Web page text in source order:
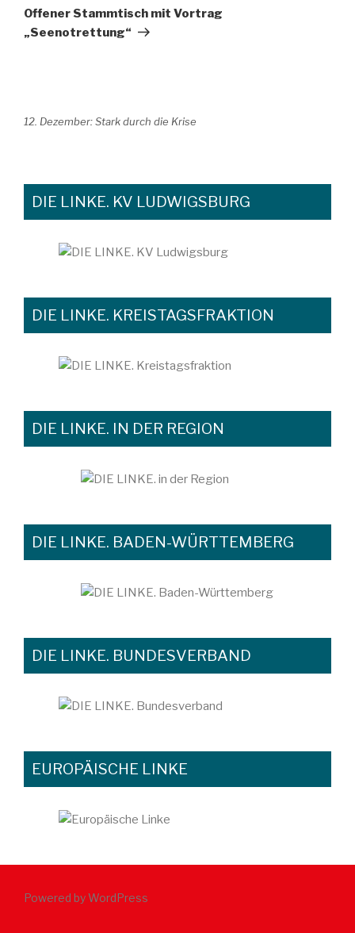
Beitrag
Offener Stammtisch mit Vortrag
„Seenotrettung“
12. Dezember: Stark durch die Krise
DIE LINKE. KV LUDWIGSBURG
DIE LINKE. KREISTAGSFRAKTION
DIE LINKE. IN DER REGION
DIE LINKE. BADEN-WÜRTTEMBERG
DIE LINKE. BUNDESVERBAND
EUROPÄISCHE LINKE
Powered by WordPress